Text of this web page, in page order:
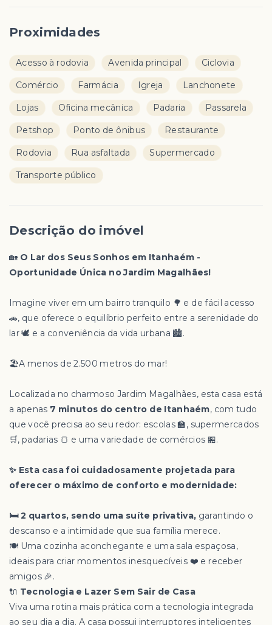
Proximidades
Acesso à rodovia Avenida principal Ciclovia
Comércio Farmácia Igreja Lanchonete
Lojas Oficina mecânica Padaria Passarela
Petshop Ponto de ônibus Restaurante
Rodovia Rua asfaltada Supermercado
Transporte público
Descrição do imóvel
🏡 O Lar dos Seus Sonhos em Itanhaém -
Oportunidade Única no Jardim Magalhães!
Imagine viver em um bairro tranquilo 🌳 e de fácil acesso
🚗, que oferece o equilíbrio perfeito entre a serenidade do
lar 🕊️ e a conveniência da vida urbana 🏙️.
🏖️A menos de 2.500 metros do mar!
Localizada no charmoso Jardim Magalhães, esta casa está
a apenas 7 minutos do centro de Itanhaém, com tudo
que você precisa ao seu redor: escolas 🏫, supermercados
🛒, padarias 🍞 e uma variedade de comércios 🏪.
✨ Esta casa foi cuidadosamente projetada para
oferecer o máximo de conforto e modernidade:
🛏️ 2 quartos, sendo uma suíte privativa, garantindo o
descanso e a intimidade que sua família merece.
🍽️ Uma cozinha aconchegante e uma sala espaçosa,
ideais para criar momentos inesquecíveis ❤️ e receber
amigos 🎉.
🔌 Tecnologia e Lazer Sem Sair de Casa
Viva uma rotina mais prática com a tecnologia integrada
ao seu dia a dia. A casa possui interruptores inteligentes